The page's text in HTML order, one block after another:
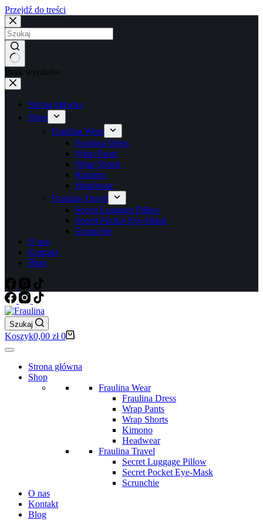
Przejdź do treści
Brak wyników
Strona główna
Shop
Fraulina Wear
Fraulina Dress
Wrap Pants
Wrap Shorts
Kimono
Headwear
Fraulina Travel
Secret Luggage Pillow
Secret Pocket Eye-Mask
Scrunchie
O nas
Kontakt
Blog
Szukaj
Koszyk0,00 zł 0
Strona główna
Shop
Fraulina Wear
Fraulina Dress
Wrap Pants
Wrap Shorts
Kimono
Headwear
Fraulina Travel
Secret Luggage Pillow
Secret Pocket Eye-Mask
Scrunchie
O nas
Kontakt
Blog